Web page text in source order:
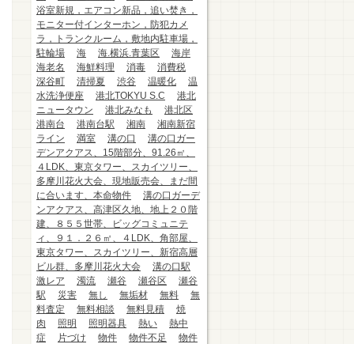
浴室新規，エアコン新品，追い焚き，
モニター付インターホン，防犯カメ
ラ，トランクルーム，敷地内駐車場，
駐輪場
海 海.横浜.青葉区
海岸
海老名
海鮮料理 消毒
消費税
深谷町
清掃夏 渋谷 温暖化
温
水洗浄便座
港北TOKYU S.C
港北
ニュータウン
港北みなも
港北区
港南台
港南台駅 湘南
湘南新宿
ライン
満室 溝の口
溝の口ガー
デンアクアス、15階部分、91.26㎡、
４LDK、東京タワー、スカイツリー、
多摩川花火大会、現地販売会、まだ間
に合います、本命物件
溝の口ガーデ
ンアクアス、高津区久地、地上２０階
建、８５５世帯、ビッグコミュニテ
ィ、９１．２６㎡、４LDK、角部屋、
東京タワー、スカイツリー、新宿高層
ビル群、多摩川花火大会
溝の口駅
激レア
濁流 瀬谷 瀬谷区
瀬谷
駅
災害 無し 無垢材 無料
無
料査定
無料相談 無料見積
焼
肉
照明 照明器具 熱い
熱中
症
片づけ 物件 物件不足
物件